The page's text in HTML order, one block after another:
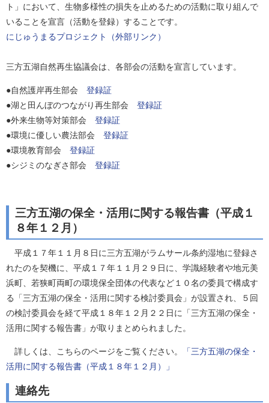
ト」において、生物多様性の損失を止めるための活動に取り組んで
いることを宣言（活動を登録）することです。
にじゅうまるプロジェクト（外部リンク）
三方五湖自然再生協議会は、各部会の活動を宣言しています。
●自然護岸再生部会 登録証
●湖と田んぼのつながり再生部会 登録証
●外来生物等対策部会 登録証
●環境に優しい農法部会 登録証
●環境教育部会 登録証
●シジミのなぎさ部会 登録証
三方五湖の保全・活用に関する報告書（平成１
８年１２月）
平成１７年１１月８日に三方五湖がラムサール条約湿地に登録さ
れたのを契機に、平成１７年１１月２９日に、学識経験者や地元美
浜町、若狭町両町の環境保全団体の代表など１０名の委員で構成す
る「三方五湖の保全・活用に関する検討委員会」が設置され、５回
の検討委員会を経て平成１８年１２月２２日に「三方五湖の保全・
活用に関する報告書」が取りまとめられました。
詳しくは、こちらのページをご覧ください。
「三方五湖の保全・
活用に関する報告書（平成１８年１２月）」
連絡先